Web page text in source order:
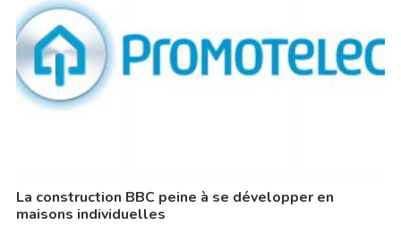
La construction BBC peine à se développer en
maisons individuelles